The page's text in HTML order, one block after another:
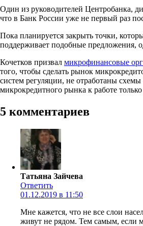
Один из руководителей Центробанка,
что в Банк России уже не первый раз
Пока планируется закрыть точки,
поддерживает подобные предложения,
Кочетков призвал микрофинансовые
того, чтобы сделать рынок
систем регуляции, не отработаны
микрокредитного рынка к работе
5 комментариев
Татьяна Зайчева
Ответить
01.12.2019 в 11:50
Мне кажется, что не все слои
живут не рядом. Тем самым, если